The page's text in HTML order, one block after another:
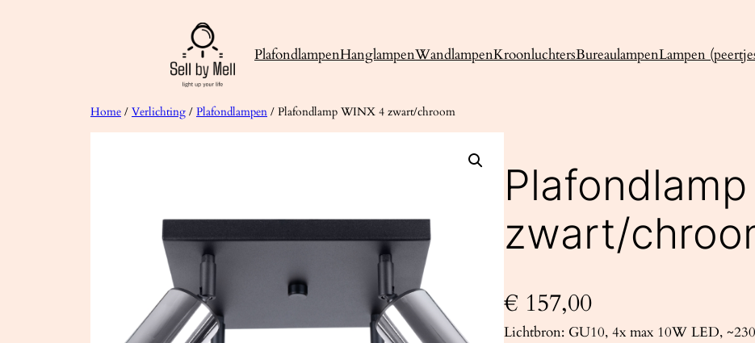
PlafondlampenHanglampenWandlampenKroonluchtersBureaulampenLampen
Home / Verlichting / Plafondlampen / Plafondlamp WINX 4 zwart/chroom
zwart/
€ 157,00
Lichtbron: GU10, 4x max 10W LED,